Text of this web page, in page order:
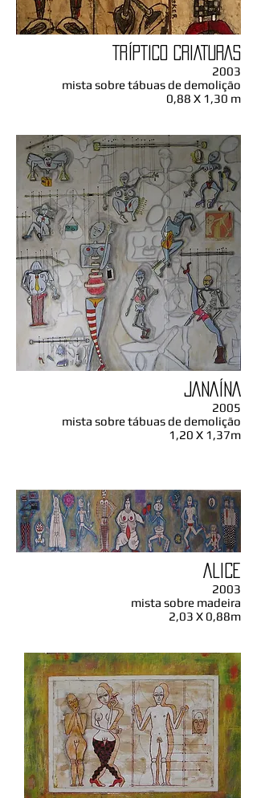
TRÍPTICO CRIATURAS
2003
mista sobre tábuas de demolição
0,88 X 1,30 m
JANAÍNA
2005
mista sobre tábuas de demolição
1,20 X 1,37m
ALICE
2003
mista sobre madeira
2,03 X 0,88m